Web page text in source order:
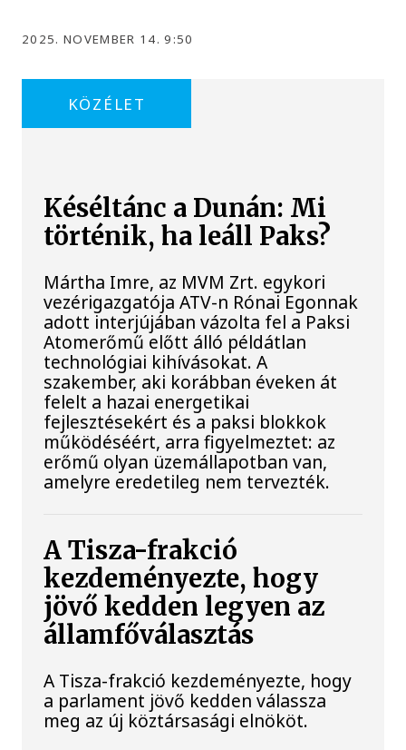
2025. NOVEMBER 14. 9:50
KÖZÉLET
Késéltánc a Dunán: Mi
történik, ha leáll Paks?
Mártha Imre, az MVM Zrt. egykori
vezérigazgatója ATV-n Rónai Egonnak
adott interjújában vázolta fel a Paksi
Atomerőmű előtt álló példátlan
technológiai kihívásokat. A
szakember, aki korábban éveken át
felelt a hazai energetikai
fejlesztésekért és a paksi blokkok
működéséért, arra figyelmeztet: az
erőmű olyan üzemállapotban van,
amelyre eredetileg nem tervezték.
A Tisza-frakció
kezdeményezte, hogy
jövő kedden legyen az
államfőválasztás
A Tisza-frakció kezdeményezte, hogy
a parlament jövő kedden válassza
meg az új köztársasági elnököt.